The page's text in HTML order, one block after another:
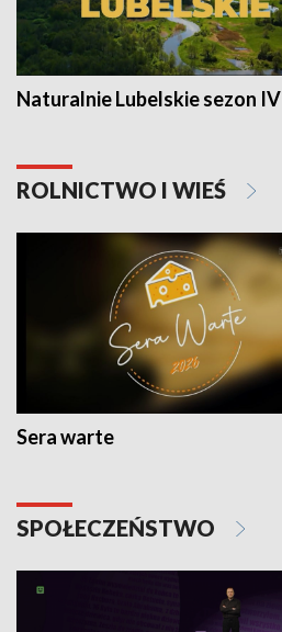
Naturalnie Lubelskie sezon IV
ROLNICTWO I WIEŚ
Sera warte
SPOŁECZEŃSTWO